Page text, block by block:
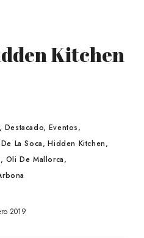
Kitchen
Destacado Eventos
La Soca Hidden Kitchen
Oli De Mallorca
2019